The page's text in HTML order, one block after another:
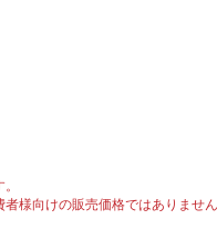
様向けの販売価格ではありませ